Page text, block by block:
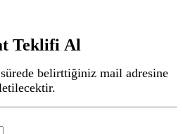
Teklifi Al
belirttiğiniz mail adresine